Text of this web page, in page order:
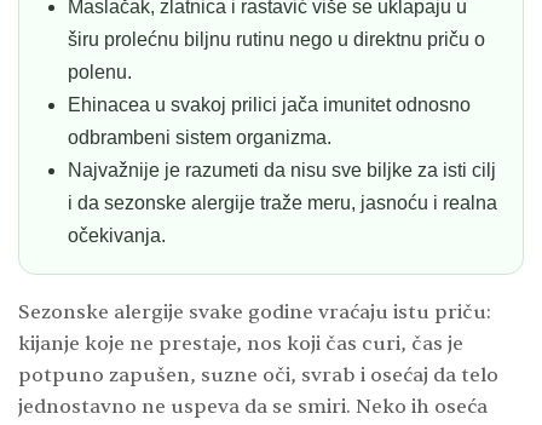
Maslačak, zlatnica i rastavić više se uklapaju u
širu prolećnu biljnu rutinu nego u direktnu priču o
polenu.
Ehinacea u svakoj prilici jača imunitet odnosno
odbrambeni sistem organizma.
Najvažnije je razumeti da nisu sve biljke za isti cilj
i da sezonske alergije traže meru, jasnoću i realna
očekivanja.
Sezonske alergije svake godine vraćaju istu priču:
kijanje koje ne prestaje, nos koji čas curi, čas je
potpuno zapušen, suzne oči, svrab i osećaj da telo
jednostavno ne uspeva da se smiri. Neko ih oseća